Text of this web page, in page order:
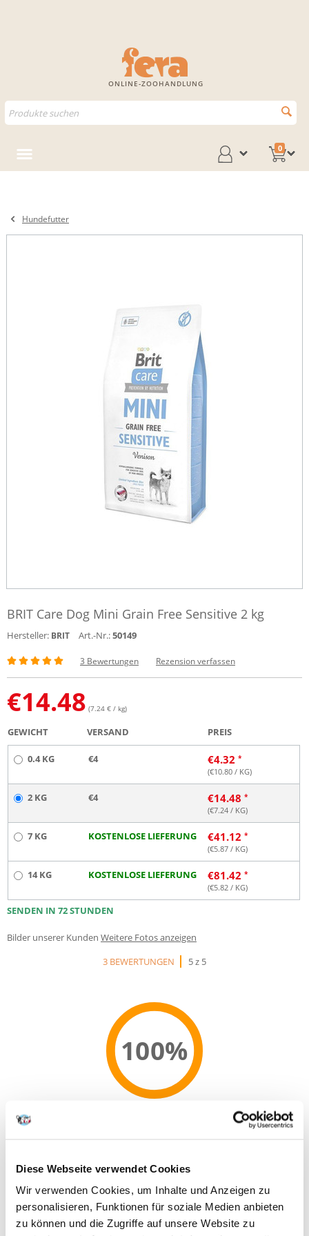
Diese Webseite verwendet Cookies
Wir verwenden Cookies, um Inhalte und Anzeigen zu
personalisieren, Funktionen für soziale Medien anbieten
zu können und die Zugriffe auf unsere Website zu
ONLINE-ZOOHANDLUNG
0
Hundefutter
BRIT Care Dog Mini Grain Free Sensitive 2 kg
Hersteller: BRIT Art.-Nr.:50149
3 Bewertungen Rezension verfassen
€14.48 (7.24 € / kg)
GEWICHT VERSAND PREIS
0.4 KG €4 €4.32
(€10.80 / KG)
2 KG €4 €14.48
(€7.24 / KG)
7 KG KOSTENLOSE LIEFERUNG €41.12
(€5.87 / KG)
14 KG KOSTENLOSE LIEFERUNG €81.42
(€5.82 / KG)
SENDEN IN 72 STUNDEN
Bilder unserer Kunden Weitere Fotos anzeigen
3 BEWERTUNGEN
5 z 5
100%
Recommend
100% KUNDEN EMPFEHLEN DIESES PRODUKT
Produktbeschreibung
Getreidefrei und hypoallergen für empfindliche Hunde sehr kleiner
Rassen. Alleinfuttermittel für Hunde